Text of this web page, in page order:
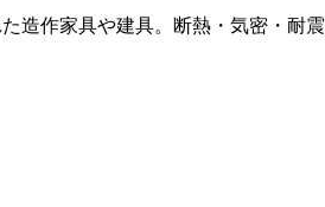
造作家具や建具。断熱・気密・